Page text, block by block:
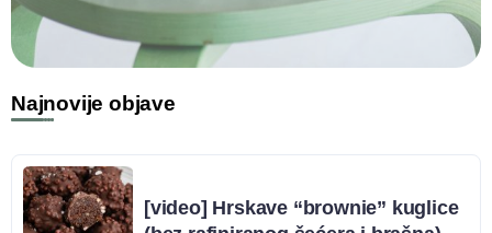
Najnovije objave
[video] Hrskave “brownie” kuglice